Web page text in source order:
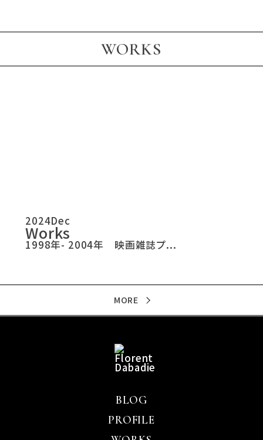
WORKS
2024Dec
Works
1998年- 2004年 映画雑誌プ...
MORE
BLOG
PROFILE